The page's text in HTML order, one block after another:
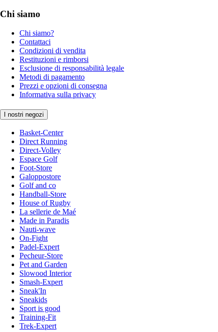
Chi siamo
Chi siamo?
Contattaci
Condizioni di vendita
Restituzioni e rimborsi
Esclusione di responsabilità legale
Metodi di pagamento
Prezzi e opzioni di consegna
Informativa sulla privacy
I nostri negozi
Basket-Center
Direct Running
Direct-Volley
Espace Golf
Foot-Store
Galoppostore
Golf and co
Handball-Store
House of Rugby
La sellerie de Maé
Made in Paradis
Nauti-wave
On-Fight
Padel-Expert
Pecheur-Store
Pet and Garden
Slowood Interior
Smash-Expert
Sneak'In
Sneakids
Sport is good
Training-Fit
Trek-Expert